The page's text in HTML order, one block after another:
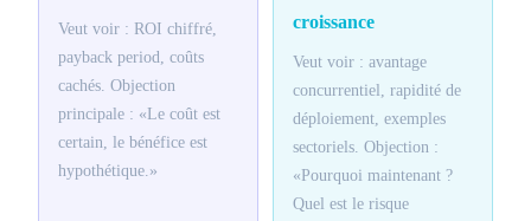
Veut voir : ROI chiffré,
payback period, coûts
cachés. Objection
principale : «Le coût est
certain, le bénéfice est
hypothétique.»
croissance
Veut voir : avantage
concurrentiel, rapidité de
déploiement, exemples
sectoriels. Objection :
«Pourquoi maintenant ?
Quel est le risque